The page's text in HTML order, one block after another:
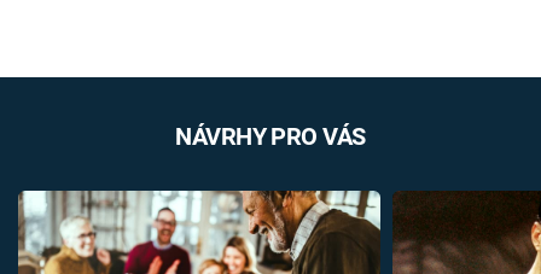
NÁVRHY PRO VÁS